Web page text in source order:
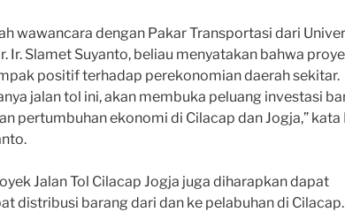
wawancara dengan Pakar Transportasi dari
Ir. Slamet Suyanto, beliau menyatakan bahwa
positif terhadap perekonomian daerah sekitar.
jalan tol ini, akan membuka peluang investasi
pertumbuhan ekonomi di Cilacap dan Jogja,” kata
Jalan Tol Cilacap Jogja juga diharapkan dapat
distribusi barang dari dan ke pelabuhan di